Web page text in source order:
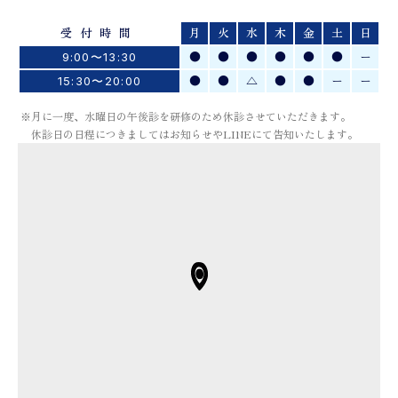
受付時間 月 火 水 木 金 土 日
9:00〜13:30 ● ● ● ● ● ● ー
15:30〜20:00 ● ● △ ● ● ー ー
※月に一度、水曜日の午後診を研修のため休診させていただきます。
休診日の日程につきましてはお知らせやLINEにて告知いたします。